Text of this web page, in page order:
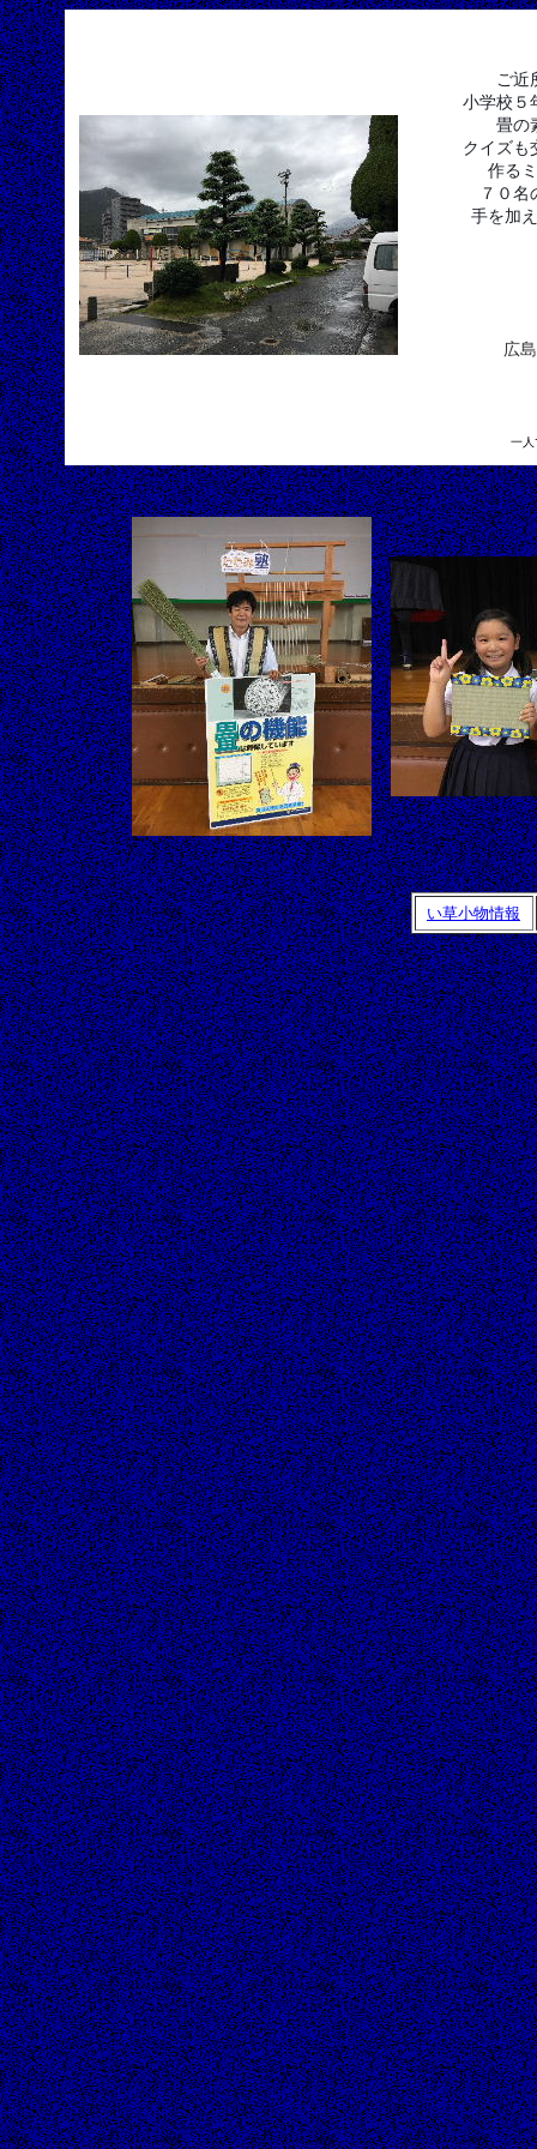
ご近
小学校５
畳の
クイズも
作る
７０
手を加
広
一人
い草小物情報